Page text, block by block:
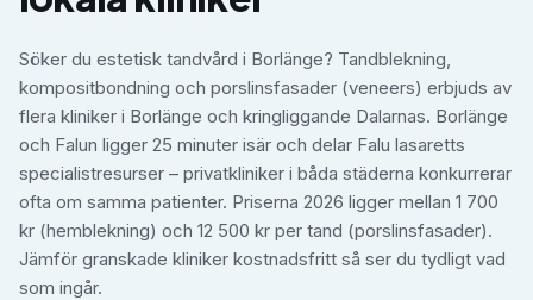
Söker du estetisk tandvård i Borlänge? Tandblekning,
kompositbondning och porslinsfasader (veneers) erbjuds av
flera kliniker i Borlänge och kringliggande Dalarnas. Borlänge
och Falun ligger 25 minuter isär och delar Falu lasaretts
specialistresurser – privatkliniker i båda städerna konkurrerar
ofta om samma patienter. Priserna 2026 ligger mellan 1 700
kr (hemblekning) och 12 500 kr per tand (porslinsfasader).
Jämför granskade kliniker kostnadsfritt så ser du tydligt vad
som ingår.